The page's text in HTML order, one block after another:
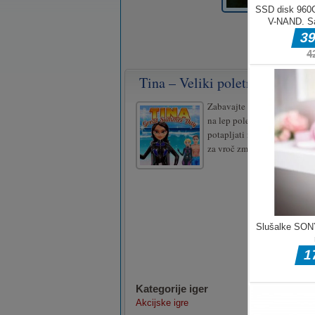
Tina – Veliki poletni dan
Zabavajte se na soncu s
na lep poletni dan! Pojdi se
potapljati in se zvečer
za vroč zmenek!
Kategorije iger
Akcijske igre